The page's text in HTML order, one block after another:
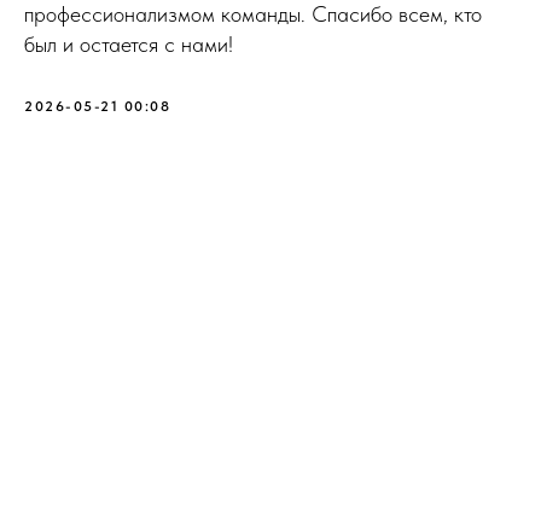
профессионализмом команды. Спасибо всем, кто
был и остается с нами!
2026-05-21 00:08